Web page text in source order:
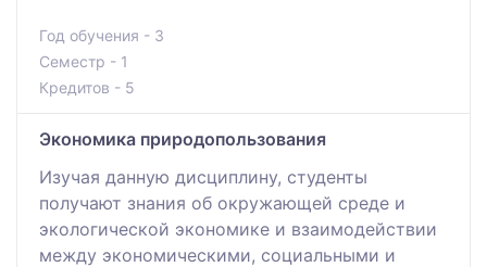
Год обучения - 3
Семестр - 1
Кредитов - 5
Экономика природопользования
Изучая данную дисциплину, студенты
получают знания об окружающей среде и
экологической экономике и взаимодействии
между экономическими, социальными и